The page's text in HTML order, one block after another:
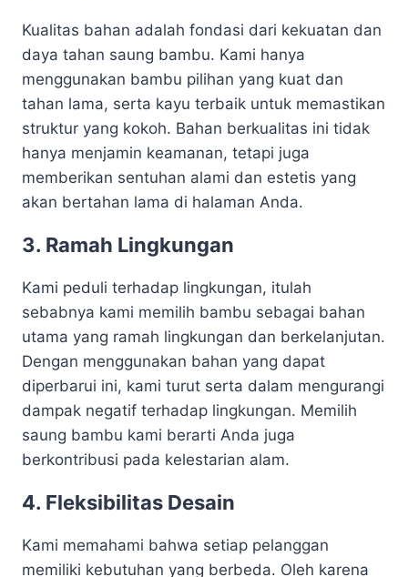
Kualitas bahan adalah fondasi dari kekuatan dan
daya tahan saung bambu. Kami hanya
menggunakan bambu pilihan yang kuat dan
tahan lama, serta kayu terbaik untuk memastikan
struktur yang kokoh. Bahan berkualitas ini tidak
hanya menjamin keamanan, tetapi juga
memberikan sentuhan alami dan estetis yang
akan bertahan lama di halaman Anda.
3. Ramah Lingkungan
Kami peduli terhadap lingkungan, itulah
sebabnya kami memilih bambu sebagai bahan
utama yang ramah lingkungan dan berkelanjutan.
Dengan menggunakan bahan yang dapat
diperbarui ini, kami turut serta dalam mengurangi
dampak negatif terhadap lingkungan. Memilih
saung bambu kami berarti Anda juga
berkontribusi pada kelestarian alam.
4. Fleksibilitas Desain
Kami memahami bahwa setiap pelanggan
memiliki kebutuhan yang berbeda. Oleh karena